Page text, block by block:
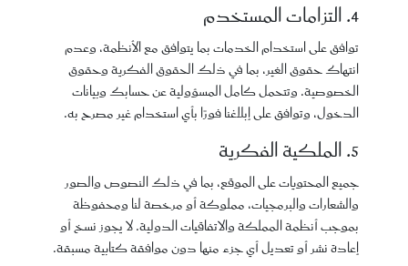
4. التزامات المستخدم
توافق على استخدام الخدمات بما يتوافق مع الأنظمة، وعدم
انتهاك حقوق الغير، بما في ذلك الحقوق الفكرية وحقوق
الخصوصية. وتتحمل كامل المسؤولية عن حسابك وبيانات
الدخول، وتوافق على إبلاغنا فورًا بأي استخدام غير مصرح به.
5. الملكية الفكرية
جميع المحتويات على الموقع، بما في ذلك النصوص والصور
والشعارات والبرمجيات، مملوكة أو مرخصة لنا ومحفوظة
بموجب أنظمة المملكة والاتفاقيات الدولية. لا يجوز نسخ أو
إعادة نشر أو تعديل أي جزء منها دون موافقة كتابية مسبقة.